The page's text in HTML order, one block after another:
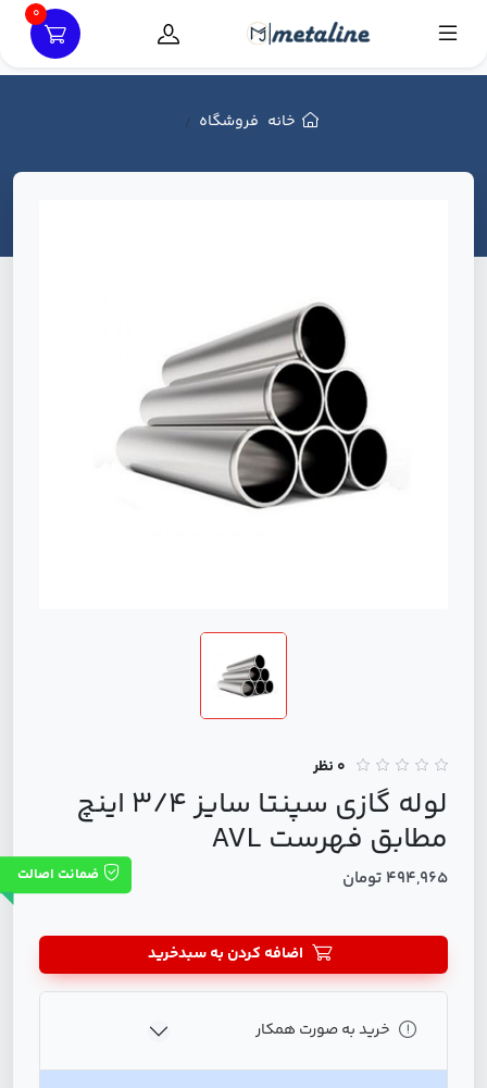
0
خانه فروشگاه
0 نظر
لوله گازی سپنتا سایز 3/4 اینچ
مطابق فهرست AVL
494,965 تومان ضمانت اصالت
اضافه کردن به سبدخرید
خرید به صورت همکار